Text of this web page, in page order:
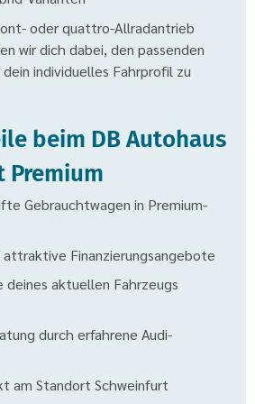
oder quattro-Allradantrieb
wir dich dabei, den passenden
individuelles Fahrprofil zu
beim DB Autohaus
Premium
Gebrauchtwagen in Premium-
attraktive Finanzierungsangebote
deines aktuellen Fahrzeugs
durch erfahrene Audi-
am Standort Schweinfurt